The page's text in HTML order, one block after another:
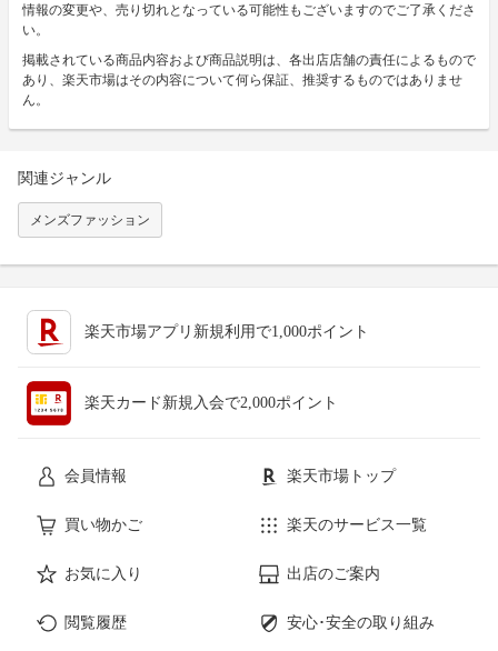
情報の変更や、売り切れとなっている可能性もございますのでご了承くださ
い。
掲載されている商品内容および商品説明は、各出店店舗の責任によるもので
あり、楽天市場はその内容について何ら保証、推奨するものではありませ
ん。
関連ジャンル
メンズファッション
楽天市場アプリ新規利用で1,000ポイント
楽天カード新規入会で2,000ポイント
会員情報 楽天市場トップ
買い物かご 楽天のサービス一覧
お気に入り 出店のご案内
閲覧履歴 安心･安全の取り組み